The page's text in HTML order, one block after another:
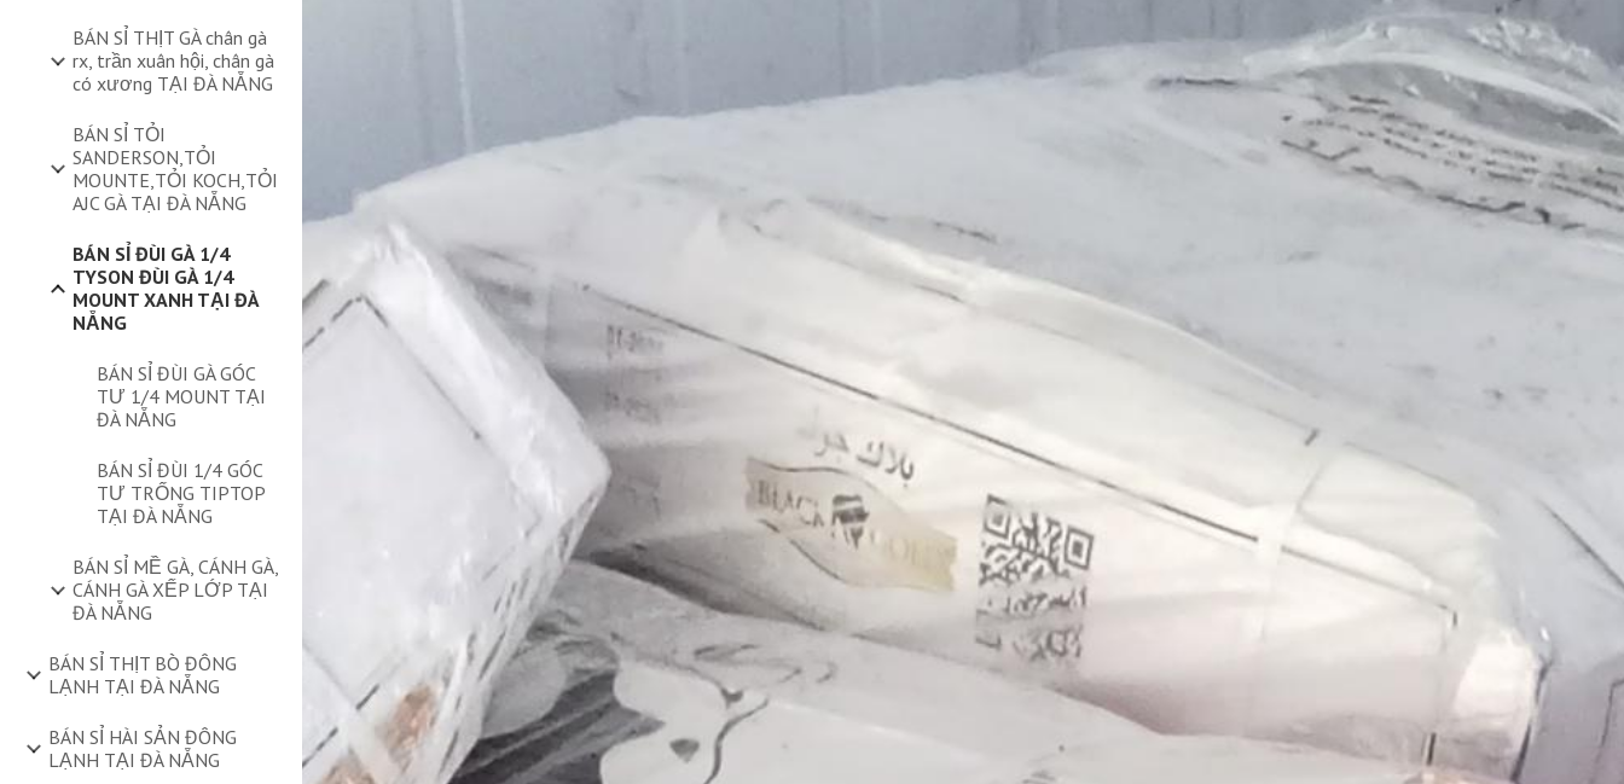
BÁN SỈ THỊT GÀ chân gà
rx, trần xuân hội, chân gà
có xương TẠI ĐÀ NẴNG
BÁN SỈ TỎI
SANDERSON,TỎI
MOUNTE,TỎI KOCH,TỎI
AJC GÀ TẠI ĐÀ NẴNG
BÁN SỈ ĐÙI GÀ 1/4
TYSON ĐÙI GÀ 1/4
MOUNT XANH TẠI ĐÀ
NẴNG
BÁN SỈ ĐÙI GÀ GÓC
TƯ 1/4 MOUNT TẠI
ĐÀ NẴNG
BÁN SỈ ĐÙI 1/4 GÓC
TƯ TRỐNG TIPTOP
TẠI ĐÀ NẴNG
BÁN SỈ MỀ GÀ, CÁNH GÀ,
CÁNH GÀ XẾP LỚP TẠI
ĐÀ NẴNG
BÁN SỈ THỊT BÒ ĐÔNG
LẠNH TẠI ĐÀ NẴNG
BÁN SỈ HÀI SẢN ĐÔNG
LẠNH TẠI ĐÀ NẴNG